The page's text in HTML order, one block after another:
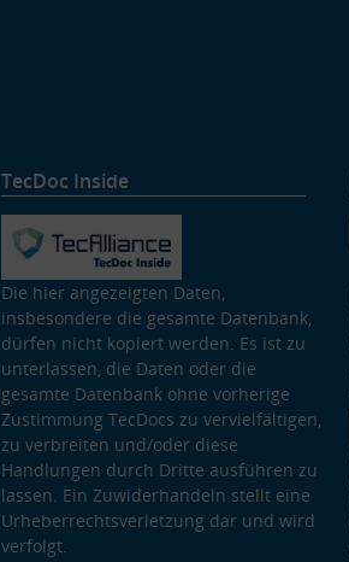
TecDoc Inside
Die hier angezeigten Daten,
insbesondere die gesamte Datenbank,
dürfen nicht kopiert werden. Es ist zu
unterlassen, die Daten oder die
gesamte Datenbank ohne vorherige
Zustimmung TecDocs zu vervielfältigen,
zu verbreiten und/oder diese
Handlungen durch Dritte ausführen zu
lassen. Ein Zuwiderhandeln stellt eine
Urheberrechtsverletzung dar und wird
verfolgt.